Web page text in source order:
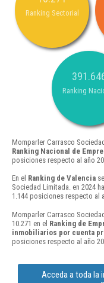
Ranking Sectorial
Ranking
Momparler Carrasco
Ranking Nacional de
posiciones respecto al año
En el Ranking de Valencia
Sociedad Limitada. en 2024
1.144 posiciones respecto al
Momparler Carrasco
10.271 en el Ranking de
inmobiliarios por cuenta
posiciones respecto al año
Acceda a toda la